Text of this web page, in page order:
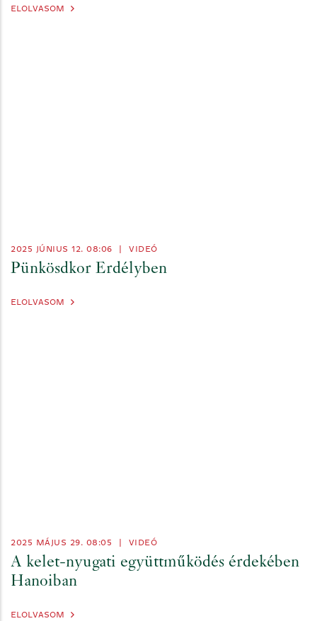
ELOLVASOM
2025 JÚNIUS 12. 08:06 VIDEÓ
Pünkösdkor Erdélyben
ELOLVASOM
2025 MÁJUS 29. 08:05 VIDEÓ
A kelet-nyugati együttműködés érdekében
Hanoiban
ELOLVASOM